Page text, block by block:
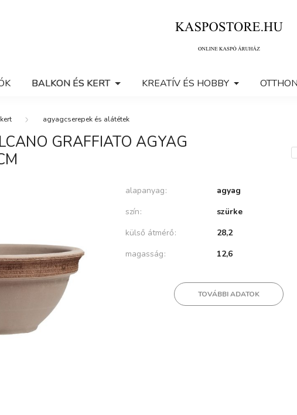
BALKON ÉS KERT KREATÍV ÉS HOBBY OTTHON
agyagcserepek és alátétek
GRAFFIATO AGYAG
alapanyag
agyag
szín
szürke
külső átmérő
28,2
magasság
12,6
TOVÁBBI ADATOK